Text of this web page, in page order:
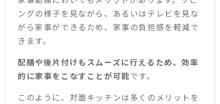
ングの様子を見ながら、あるいはテレビを見な
がら家事ができるため、家事の負担感を軽減で
きます。
配膳や後片付けもスムーズに行えるため、効率
的に家事をこなすことが可能です。
このように、対面キッチンは多くのメリットを